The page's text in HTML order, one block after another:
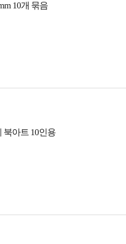
10개 묶음
북아트 10인용